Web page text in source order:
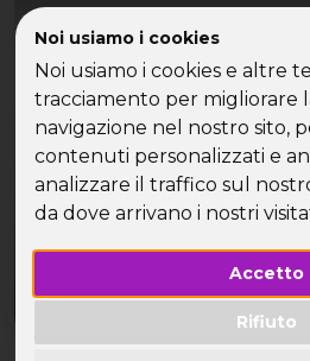
Noi usiamo i cookies
Noi usiamo i cookies e altre
tracciamento per migliorare
navigazione nel nostro sito,
contenuti personalizzati e
analizzare il traffico sul
da dove arrivano i nostri
Accetto
Rifiuto
Eventi
Tutti gli eventi per Single